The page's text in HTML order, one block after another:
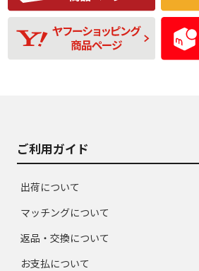
D
使用感や目立つ傷が
あり、一般的な中古
品
D
ご利用ガイド
出荷について
マッチングについて
返品・交換について
お支払について